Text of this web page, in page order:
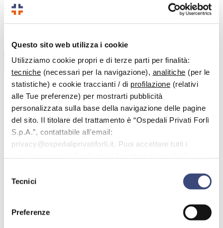
Questo sito web utilizza i cookie
Utilizziamo cookie propri e di terze parti per finalità:
tecniche (necessari per la navigazione), analitiche (per le
statistiche) e cookie traccianti / di profilazione (relativi
alle Tue preferenze) per mostrarti pubblicità
personalizzata sulla base della navigazione delle pagine
del sito. Il titolare del trattamento è “Ospedali Privati Forlì
S.p.A.”, contattabile all'email:
privacy@ospedaliprivatiforli.it. Puoi accettare tutti i
gestire le tue preferenze facendo clic su “Personalizza”.
delTecnici
Preferenze
Vai al contenuto principale
Benvenuto nell'area dedicata alle domande più frequenti.
< Tutti gli argomenti
FAQ
Medici e specialità mediche
Se accedo ad una visita specialistica in convenzione
con il SSN, posso scegliere con quale medico
effettuarla?
Se accedo ad una visita specialistica
scegliere con quale medico